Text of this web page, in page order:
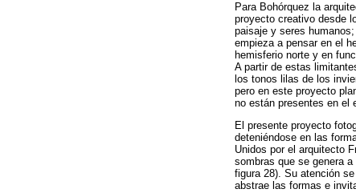
Para Bohórquez la
proyecto creativo desde
paisaje y seres
empieza a pensar en el
hemisferio norte y en
A partir de estas
los tonos lilas de los
pero en este proyecto
no están presentes en el
El presente proyecto
deteniéndose en las
Unidos por el arquitecto
sombras que se genera
figura 28). Su atención
abstrae las formas e